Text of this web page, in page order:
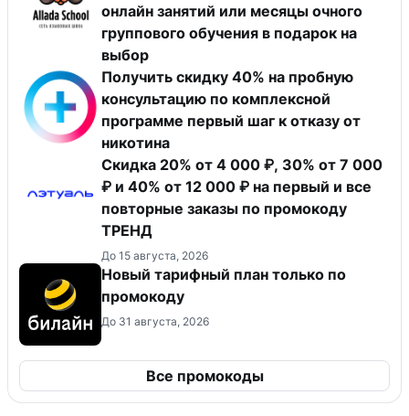
онлайн занятий или месяцы очного
группового обучения в подарок на
выбор
Получить скидку 40% на пробную
консультацию по комплексной
программе первый шаг к отказу от
никотина
Скидка 20% от 4 000 ₽, 30% от 7 000
₽ и 40% от 12 000 ₽ на первый и все
повторные заказы по промокоду
ТРЕНД
До 15 августа, 2026
Новый тарифный план только по
промокоду
До 31 августа, 2026
Все промокоды